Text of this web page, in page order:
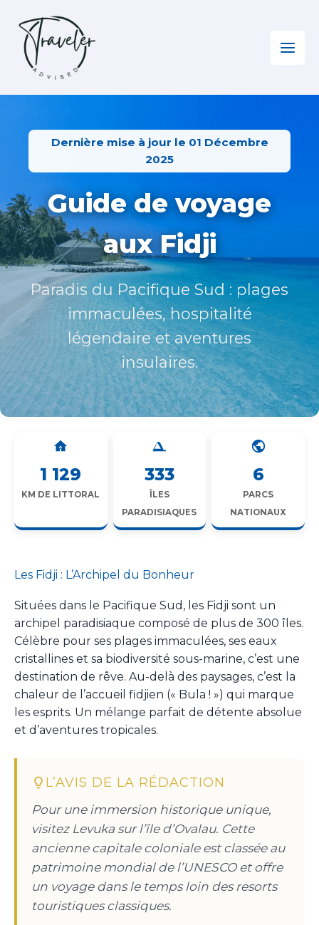
contenu
» Océanie
Dernière mise à jour le 01 Décembre
2025
Guide de voyage
aux Fidji
Paradis du Pacifique Sud : plages
immaculées, hospitalité
légendaire et aventures
insulaires.
1 129
KM DE LITTORAL
333
ÎLES
PARADISIAQUES
6
PARCS
NATIONAUX
Les Fidji : L’Archipel du Bonheur
Situées dans le Pacifique Sud, les Fidji sont un
archipel paradisiaque composé de plus de 300 îles.
Célèbre pour ses plages immaculées, ses eaux
cristallines et sa biodiversité sous-marine, c’est une
destination de rêve. Au-delà des paysages, c’est la
chaleur de l’accueil fidjien (« Bula ! ») qui marque
les esprits. Un mélange parfait de détente absolue
et d’aventures tropicales.
L’AVIS DE LA RÉDACTION
Pour une immersion historique unique,
visitez Levuka sur l’île d’Ovalau. Cette
ancienne capitale coloniale est classée au
patrimoine mondial de l’UNESCO et offre
un voyage dans le temps loin des resorts
touristiques classiques.